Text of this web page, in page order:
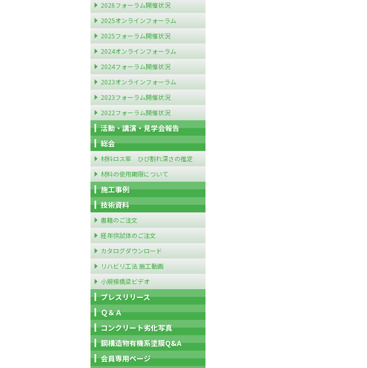
2026フォーラム開催状況
2025オンラインフォーラム
2025フォーラム開催状況
2024オンラインフォーラム
2024フォーラム開催状況
2023オンラインフォーラム
2023フォーラム開催状況
2022フォーラム開催状況
活動・講演・見学会報告
総会
材料ロス率 ひび割れ深さの推定
材料の使用期限について
施工事例
技術資料
書籍のご注文
経年供試体のご注文
カタログダウンロード
リハビリ工法 施工動画
小規模橋梁ビデオ
プレスリリース
Ｑ＆Ａ
コンクリート劣化写真
鋼構造物有機系塗膜Q&A
会員専用ページ